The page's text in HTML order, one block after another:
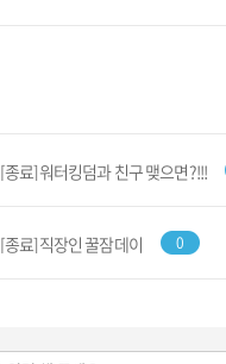
[종료]워터킹덤과 친구 맺으면?!!!
[종료]직장인 꿀잠데이 0